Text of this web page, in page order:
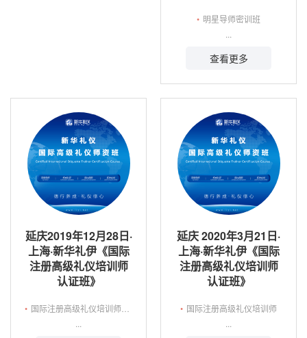
• 明星导师密训班
查看更多
延庆2019年12月28日·
上海·新华礼伊《国际
注册高级礼仪培训师
认证班》
• 国际注册高级礼仪培训师认证
延庆 2020年3月21日·
上海·新华礼伊《国际
注册高级礼仪培训师
认证班》
• 国际注册高级礼仪培训师